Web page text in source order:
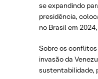
se expandindo
presidência,
no Brasil em
Sobre os
invasão da
sustentabilidade,